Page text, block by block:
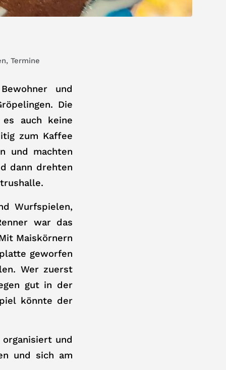
, Termine
und
Die
auch keine
zum Kaffee
und machten
dann drehten
Wurfspielen,
war das
Maiskörnern
geworfen
Wer zuerst
gut in der
könnte der
und
und sich am